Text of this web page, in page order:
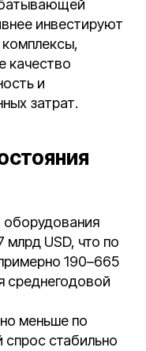
инвестируют
качество
и
затрат.
млрд USD, что по
190–665
среднегодовой
меньше по
стабильно